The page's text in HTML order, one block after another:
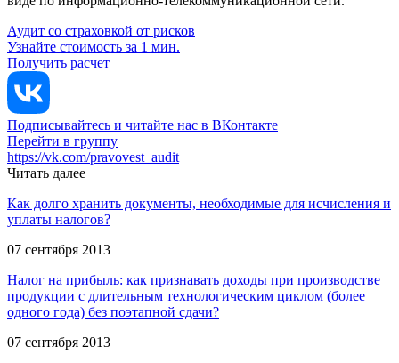
Аудит со страховкой от рисков
Узнайте стоимость за 1 мин.
Получить расчет
Подписывайтесь и читайте нас в ВКонтакте
Перейти в группу
https://vk.com/pravovest_audit
Читать далее
Как долго хранить документы, необходимые для исчисления и
уплаты налогов?
07 сентября 2013
Налог на прибыль: как признавать доходы при производстве
продукции с длительным технологическим циклом (более
одного года) без поэтапной сдачи?
07 сентября 2013